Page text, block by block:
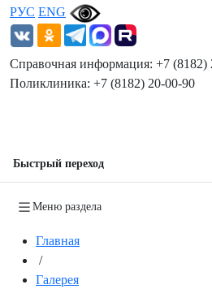
РУС ENG
Справочная информация: +7 (8182)
Поликлиника: +7 (8182) 20-00-90
Быстрый переход
Меню раздела
Главная
/
Галерея